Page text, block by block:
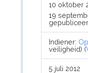
10 oktober
19
Indiener:
veiligheid) (
5 juli 2012